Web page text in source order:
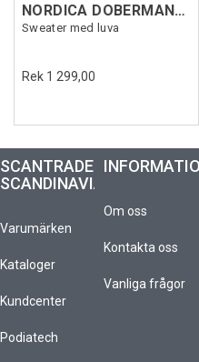
NORDICA DOBERMANN SCUBA
Sweater med luva
Rek 1 299,00
SCANTRADE
SCANDINAVIA
Varumärken
Kataloger
Kundcenter
Podiatech
Om oss
Kontakta oss
Vanliga frågor